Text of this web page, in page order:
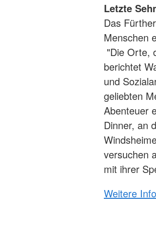
Letzte
Das
Menschen
"Die Orte,
berichtet
und
geliebten
Abenteuer
Dinner, an
versuchen
mit ihrer
Weitere